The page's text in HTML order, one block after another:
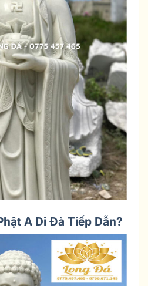
A Di Đà Tiếp Dẫn?